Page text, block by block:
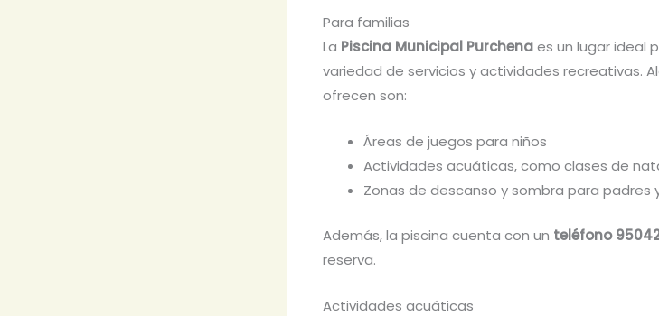
Para familias
La Piscina Municipal Purchenaes un lugar ideal
variedad de servicios y actividades recreativas.
ofrecen son:
Áreas de juegos para niños
Actividades acuáticas, como clases de
Zonas de descanso y sombra para padres
Además, la piscina cuenta con un teléfono
reserva.
Actividades acuáticas